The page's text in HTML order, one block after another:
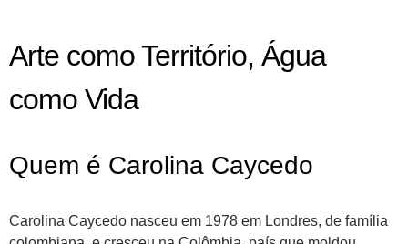
Arte como Território, Água
como Vida
Quem é Carolina Caycedo
Carolina Caycedo nasceu em 1978 em Londres, de família